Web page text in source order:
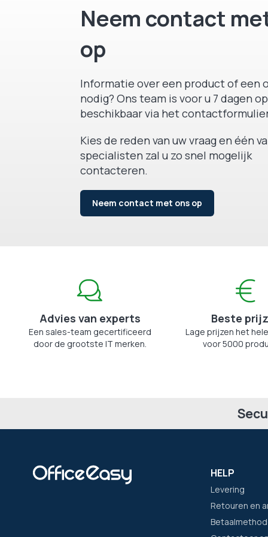
Neem contact
op
Informatie over een product of een
nodig? Ons team is voor u 7 dagen
beschikbaar via het
Kies de reden van uw vraag en één
specialisten zal u zo snel mogelijk
contacteren.
Neem contact met ons op
Advies van experts
Een sales-team gecertificeerd
door de grootste IT merken.
Beste
Lage prijzen het
voor 5000
HELP
Levering
Retouren en